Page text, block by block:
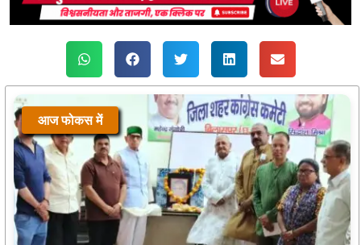
आज फोकस में
आज फोकस में